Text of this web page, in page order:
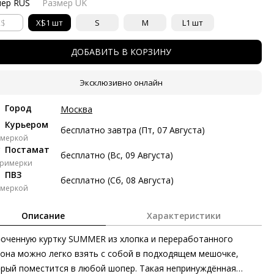
с Яндекс Сплит
Сплит с разбивкой платежей на 2 месяца. Без
платежей.
₽
20 авг
3 сен
17 сен
переплат
стоимость покупки
сейчас только часть, а оставшееся будем списывать
две недели
RUS Размер UK
XS1 шт S M L1 шт
ДОБАВИТЬ В КОРЗИНУ
Эксклюзивно онлайн
Город
Москва
Курьером
бесплатно завтра (Пт, 07 Августа)
Постамат
бесплатно (Вс, 09 Августа)
ПВЗ
бесплатно (Сб, 08 Августа)
Описание Характеристики
куртку SUMMER из хлопка и переработанного
можно легко взять с собой в подходящем мешочке,
поместится в любой шопер. Такая непринуждённая